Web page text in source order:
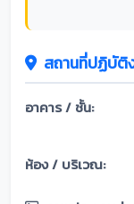
สถานที่ปฏิบัติ
อาคาร / ชั้น:
ห้อง / บริเวณ: